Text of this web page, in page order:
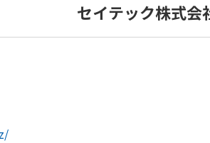
セイテック株式会